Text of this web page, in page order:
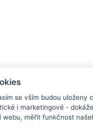
se vším budou uloženy
i marketingové -
webu, měřit funkčnost